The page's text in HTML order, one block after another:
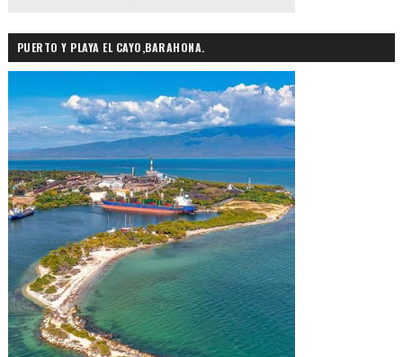
PUERTO Y PLAYA EL CAYO,BARAHONA.